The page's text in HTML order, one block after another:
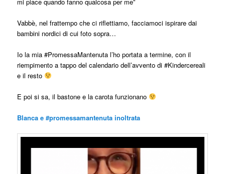
Vabbè, nel frattempo che ci riflettiamo, facciamoci ispirare dai
bambini nordici di cui foto sopra…
Io la mia #PromessaMantenuta l’ho portata a termine, con il
riempimento a tappo del calendario dell’avvento di #Kindercereali
e il resto
E poi si sa, il bastone e la carota funzionano
Blanca e #promessamantenuta inoltrata